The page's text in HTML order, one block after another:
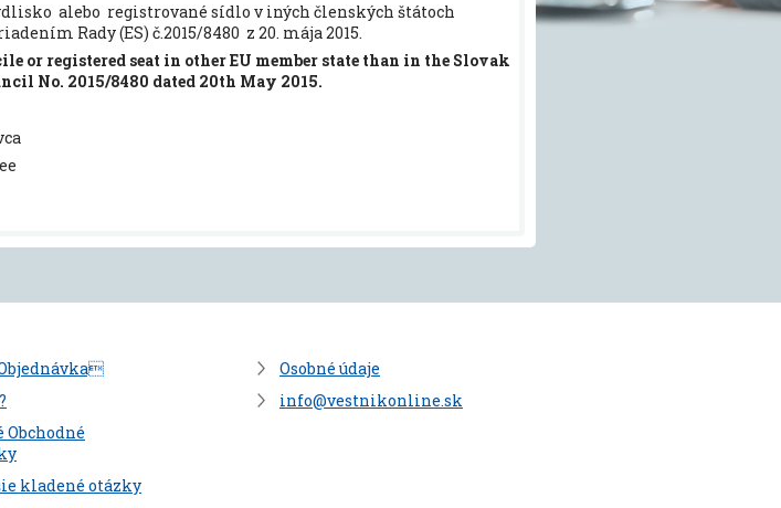
alebo registrované sídlo v iných členských štátoch
Rady (ES) č.2015/8480 z 20. mája 2015.
or registered seat in other EU member state than in the Slovak
No. 2015/8480 dated 20th May 2015.
Obchodné
kladené otázky
Osobné údaje
info@vestnikonline.sk